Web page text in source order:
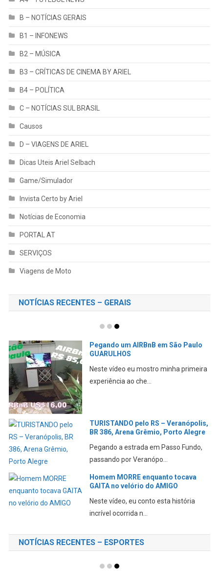
B – NOTÍCIAS GERAIS
B1 – INFONEWS
B2 – MÚSICA
B3 – CRÍTICAS DE CINEMA BY ARIEL
B4 – POLÍTICA
C – NOTÍCIAS SUL BRASIL
Causos
D – VIAGENS DE ARIEL
Dicas Uteis Ariel Selbach
Game/Simulador
Invista Certo by Ariel
Notícias de Economia
PORTAL AT
SERVIÇOS
Viagens de Moto
NOTÍCIAS RECENTES – GERAIS
Pegando um AIRBnB em São Paulo
GUARULHOS
Neste vídeo eu mostro minha primeira
experiência ao che...
TURISTANDO pelo RS – Veranópolis,
BR 386, Arena Grêmio, Porto Alegre
Pegando a estrada em Passo Fundo,
passando por Veranópo...
Homem MORRE enquanto tocava
GAITA no velório do AMIGO
Neste vídeo, eu conto esta história
incrível ocorrida n...
NOTÍCIAS RECENTES – ESPORTES